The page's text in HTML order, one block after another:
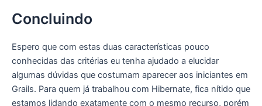
Concluindo
Espero que com estas duas características pouco
conhecidas das critérias eu tenha ajudado a elucidar
algumas dúvidas que costumam aparecer aos iniciantes em
Grails. Para quem já trabalhou com Hibernate, fica nítido que
estamos lidando exatamente com o mesmo recurso, porém